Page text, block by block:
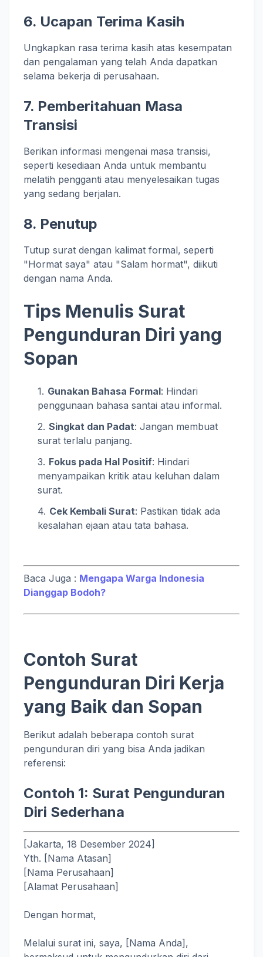
6. Ucapan Terima Kasih
Ungkapkan rasa terima kasih atas kesempatan
dan pengalaman yang telah Anda dapatkan
selama bekerja di perusahaan.
7. Pemberitahuan Masa
Transisi
Berikan informasi mengenai masa transisi,
seperti kesediaan Anda untuk membantu
melatih pengganti atau menyelesaikan tugas
yang sedang berjalan.
8. Penutup
Tutup surat dengan kalimat formal, seperti
"Hormat saya" atau "Salam hormat", diikuti
dengan nama Anda.
Tips Menulis Surat
Pengunduran Diri yang
Sopan
Gunakan Bahasa Formal: Hindari
penggunaan bahasa santai atau informal.
Singkat dan Padat: Jangan membuat
surat terlalu panjang.
Fokus pada Hal Positif: Hindari
menyampaikan kritik atau keluhan dalam
surat.
Cek Kembali Surat: Pastikan tidak ada
kesalahan ejaan atau tata bahasa.
Baca Juga : Mengapa Warga Indonesia
Dianggap Bodoh?
Contoh Surat
Pengunduran Diri Kerja
yang Baik dan Sopan
Berikut adalah beberapa contoh surat
pengunduran diri yang bisa Anda jadikan
referensi:
Contoh 1: Surat Pengunduran
Diri Sederhana
[Jakarta, 18 Desember 2024]
Yth. [Nama Atasan]
[Nama Perusahaan]
[Alamat Perusahaan]
Dengan hormat,
Melalui surat ini, saya, [Nama Anda],